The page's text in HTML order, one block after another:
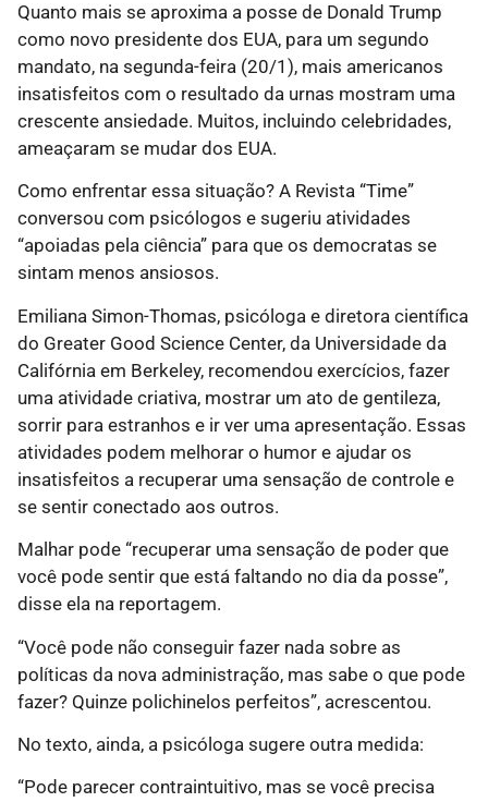
Quanto mais se aproxima a posse de Donald Trump
como novo presidente dos EUA, para um segundo
mandato, na segunda-feira (20/1), mais americanos
insatisfeitos com o resultado da urnas mostram uma
crescente ansiedade. Muitos, incluindo celebridades,
ameaçaram se mudar dos EUA.
Como enfrentar essa situação? A Revista “Time”
conversou com psicólogos e sugeriu atividades
“apoiadas pela ciência” para que os democratas se
sintam menos ansiosos.
Emiliana Simon-Thomas, psicóloga e diretora científica
do Greater Good Science Center, da Universidade da
Califórnia em Berkeley, recomendou exercícios, fazer
uma atividade criativa, mostrar um ato de gentileza,
sorrir para estranhos e ir ver uma apresentação. Essas
atividades podem melhorar o humor e ajudar os
insatisfeitos a recuperar uma sensação de controle e
se sentir conectado aos outros.
Malhar pode “recuperar uma sensação de poder que
você pode sentir que está faltando no dia da posse”,
disse ela na reportagem.
“Você pode não conseguir fazer nada sobre as
políticas da nova administração, mas sabe o que pode
fazer? Quinze polichinelos perfeitos”, acrescentou.
No texto, ainda, a psicóloga sugere outra medida:
“Pode parecer contraintuitivo, mas se você precisa